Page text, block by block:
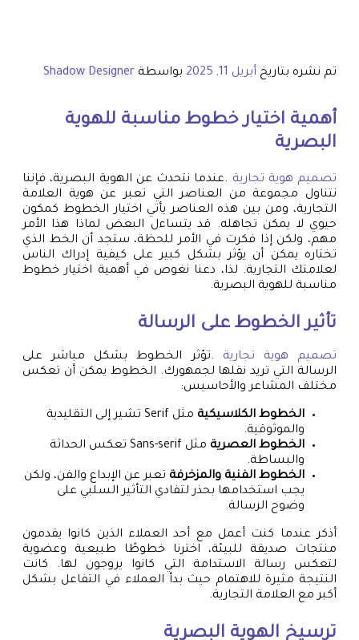
تم نشره بتاريخ أبريل 11, 2025 بواسطة Shadow Designer
أهمية اختيار خطوط مناسبة للهوية
البصرية
تصميم هوية تجارية .عندما نتحدث عن الهوية البصرية، فإننا
نتناول مجموعة من العناصر التي تعبر عن هوية العلامة
التجارية، ومن بين هذه العناصر يأتي اختيار الخطوط كمكون
حيوي لا يمكن تجاهله. قد يتساءل البعض لماذا هذا الأمر
مهم، ولكن إذا فكرت في الأمر للحظة، ستجد أن الخط الذي
تختاره يمكن أن يؤثر بشكل كبير على كيفية إدراك الناس
لعلامتك التجارية. لذا، دعنا نغوص في أهمية اختيار خطوط
مناسبة للهوية البصرية.
تأثير الخطوط على الرسالة
تصميم هوية تجارية .تؤثر الخطوط بشكل مباشر على
الرسالة التي تريد نقلها لجمهورك. الخطوط يمكن أن تعكس
مختلف المشاعر والأحاسيس:
الخطوط الكلاسيكية
مثل Serif تشير إلى التقليدية
والموثوقية.
الخطوط العصرية
مثل Sans-serif تعكس الحداثة
والبساطة.
الخطوط الفنية والمزخرفة تعبر عن الإبداع والفن، ولكن
يجب استخدامها بحذر لتفادي التأثير السلبي على
وضوح الرسالة.
أذكر عندما كنت أعمل مع أحد العملاء الذين كانوا يقدمون
منتجات صديقة للبيئة، اخترنا خطوطًا طبيعية وعضوية
لتعكس رسالة الاستدامة التي كانوا يروجون لها. كانت
النتيجة مثيرة للاهتمام حيث بدأ العملاء في التفاعل بشكل
أكبر مع العلامة التجارية.
ترسيخ الهوية البصرية